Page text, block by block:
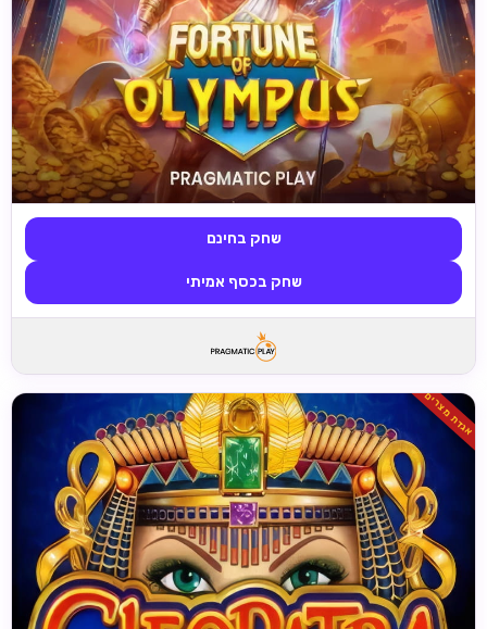
שחק בחינם
שחק בכסף אמיתי
אגדת מצרים